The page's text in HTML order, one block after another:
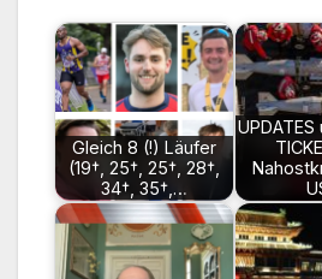
Gleich 8 (!) Läufer
(19†, 25†, 25†, 28†,
34†, 35†,…